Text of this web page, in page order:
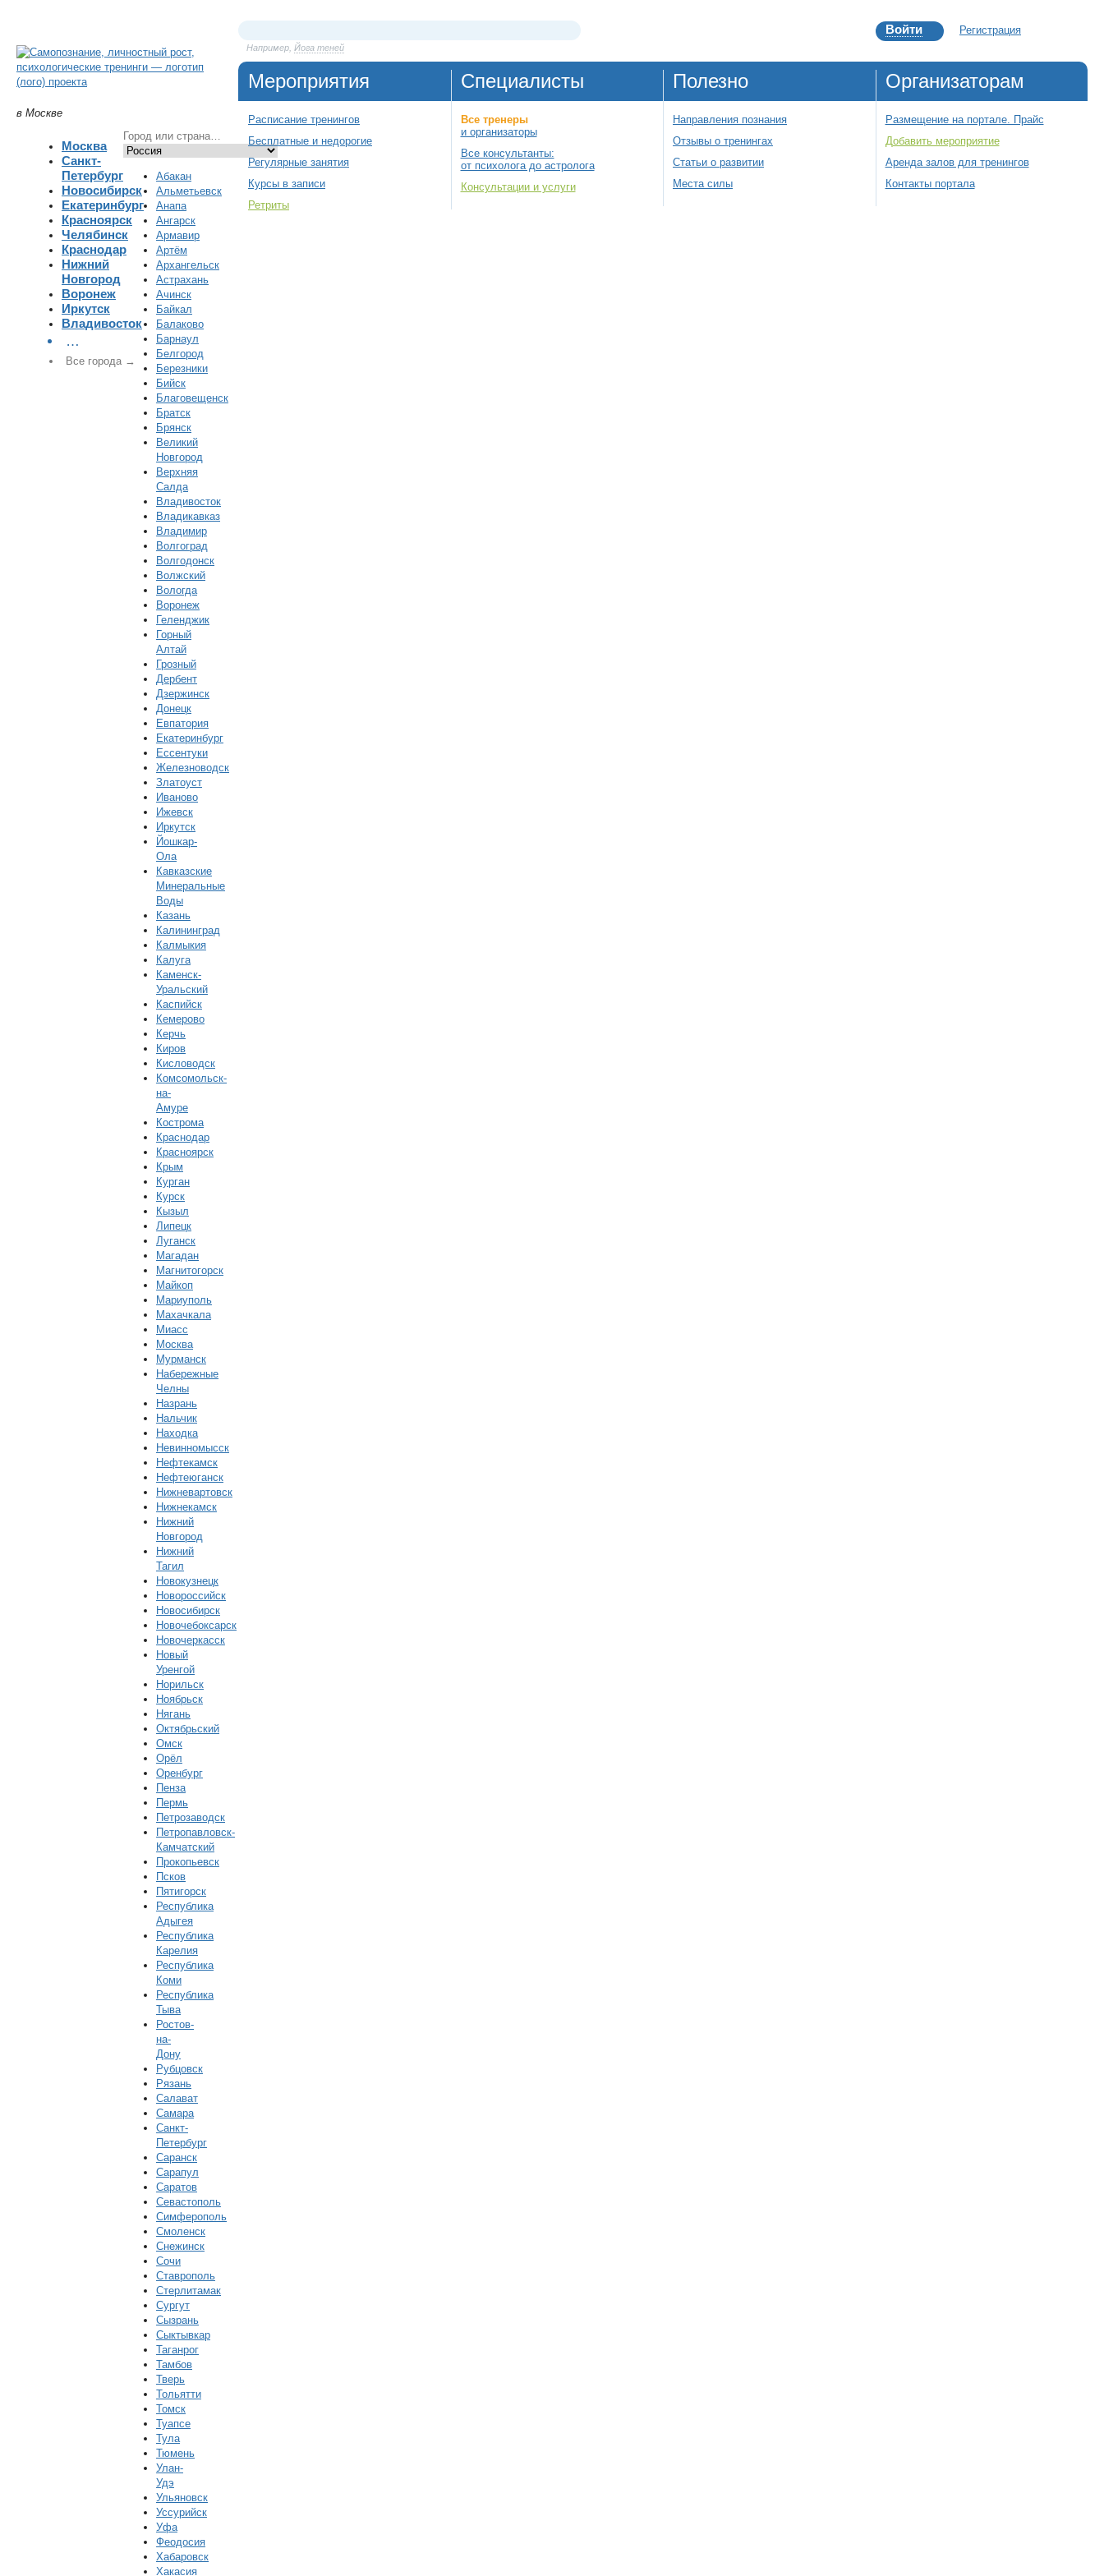
в Москве
Москва
Санкт-
Петербург
Новосибирск
Екатеринбург
Красноярск
Челябинск
Краснодар
Нижний
Новгород
Воронеж
Иркутск
Владивосток
…
Все города →
Абакан
Альметьевск
Анапа
Ангарск
Армавир
Артём
Архангельск
Астрахань
Ачинск
Байкал
Балаково
Барнаул
Белгород
Березники
Бийск
Благовещенск
Братск
Брянск
Великий
Новгород
Верхняя
Салда
Владивосток
Владикавказ
Владимир
Волгоград
Волгодонск
Волжский
Вологда
Воронеж
Геленджик
Горный
Алтай
Грозный
Дербент
Дзержинск
Донецк
Евпатория
Екатеринбург
Ессентуки
Железноводск
Златоуст
Иваново
Ижевск
Иркутск
Йошкар-
Ола
Кавказские
Минеральные
Воды
Казань
Калининград
Калмыкия
Калуга
Каменск-
Уральский
Каспийск
Кемерово
Керчь
Киров
Кисловодск
Комсомольск-
на-
Амуре
Кострома
Краснодар
Красноярск
Крым
Курган
Курск
Кызыл
Липецк
Луганск
Магадан
Магнитогорск
Майкоп
Мариуполь
Махачкала
Миасс
Москва
Мурманск
Набережные
Челны
Назрань
Нальчик
Находка
Невинномысск
Нефтекамск
Нефтеюганск
Нижневартовск
Нижнекамск
Нижний
Новгород
Нижний
Тагил
Новокузнецк
Новороссийск
Новосибирск
Новочебоксарск
Новочеркасск
Новый
Уренгой
Норильск
Ноябрьск
Нягань
Октябрьский
Омск
Орёл
Оренбург
Пенза
Пермь
Петрозаводск
Петропавловск-
Камчатский
Прокопьевск
Псков
Пятигорск
Республика
Адыгея
Республика
Карелия
Республика
Коми
Республика
Тыва
Ростов-
на-
Дону
Рубцовск
Рязань
Салават
Самара
Санкт-
Петербург
Саранск
Сарапул
Саратов
Севастополь
Симферополь
Смоленск
Снежинск
Сочи
Ставрополь
Стерлитамак
Сургут
Сызрань
Сыктывкар
Таганрог
Тамбов
Тверь
Тольятти
Томск
Туапсе
Тула
Тюмень
Улан-
Удэ
Ульяновск
Уссурийск
Уфа
Феодосия
Хабаровск
Хакасия
Например, Йога теней
Войти Регистрация
Мероприятия
Расписание тренингов
Бесплатные и недорогие
Регулярные занятия
Курсы в записи
Ретриты
Специалисты
Все тренеры
и организаторы
Все консультанты:
от психолога до астролога
Консультации и услуги
Полезно
Направления познания
Отзывы о тренингах
Статьи о развитии
Места силы
Организаторам
Размещение на портале. Прайс
Добавить мероприятие
Аренда залов для тренингов
Контакты портала